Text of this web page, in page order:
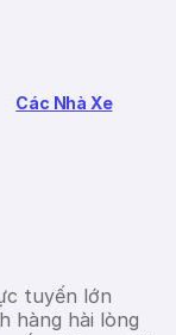
Các Nhà Xe
tuyến lớn
hàng hài lòng